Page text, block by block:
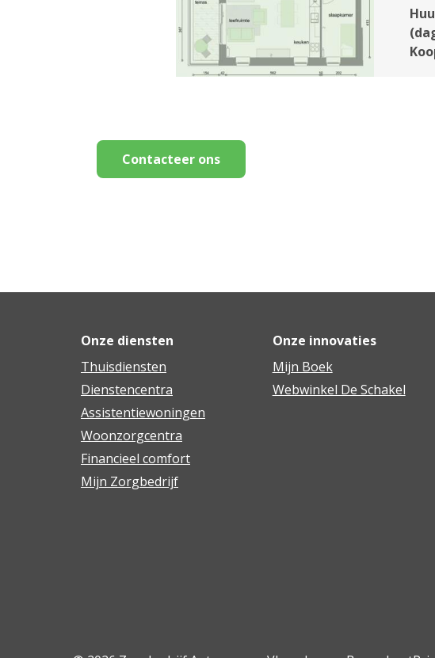
Contacteer ons
Onze diensten
Thuisdiensten
Dienstencentra
Assistentiewoningen
Woonzorgcentra
Financieel comfort
Mijn Zorgbedrijf
Onze innovaties
Mijn Boek
Webwinkel De Schakel